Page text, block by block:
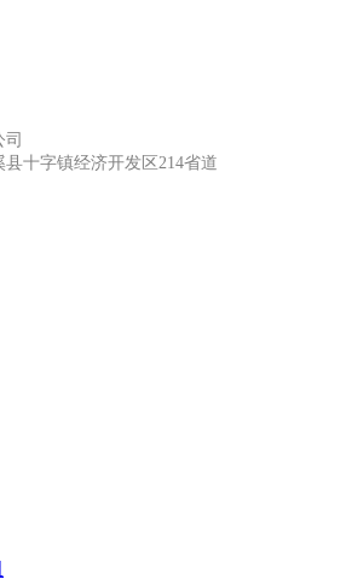
十字镇经济开发区214省道